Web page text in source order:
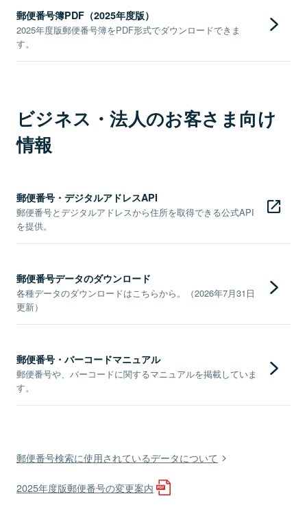
郵便番号簿PDF（2025年度版）
2025年度版郵便番号簿をPDF形式でダウンロードできま
す。
ビジネス・法人のお客さま向け
情報
郵便番号・デジタルアドレスAPI
郵便番号とデジタルアドレスから住所を取得できる公式API
を提供。
郵便番号データのダウンロード
各種データのダウンロードはこちらから。（2026年7月31日
更新）
郵便番号・バーコードマニュアル
郵便番号や、バーコードに関するマニュアルを掲載していま
す。
郵便番号検索に使用されているデータについて
2025年度版郵便番号の変更案内